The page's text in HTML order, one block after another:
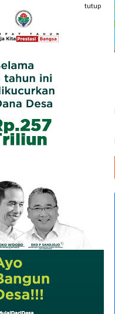
konten
tutup
“6th FUN ASIA EXPO